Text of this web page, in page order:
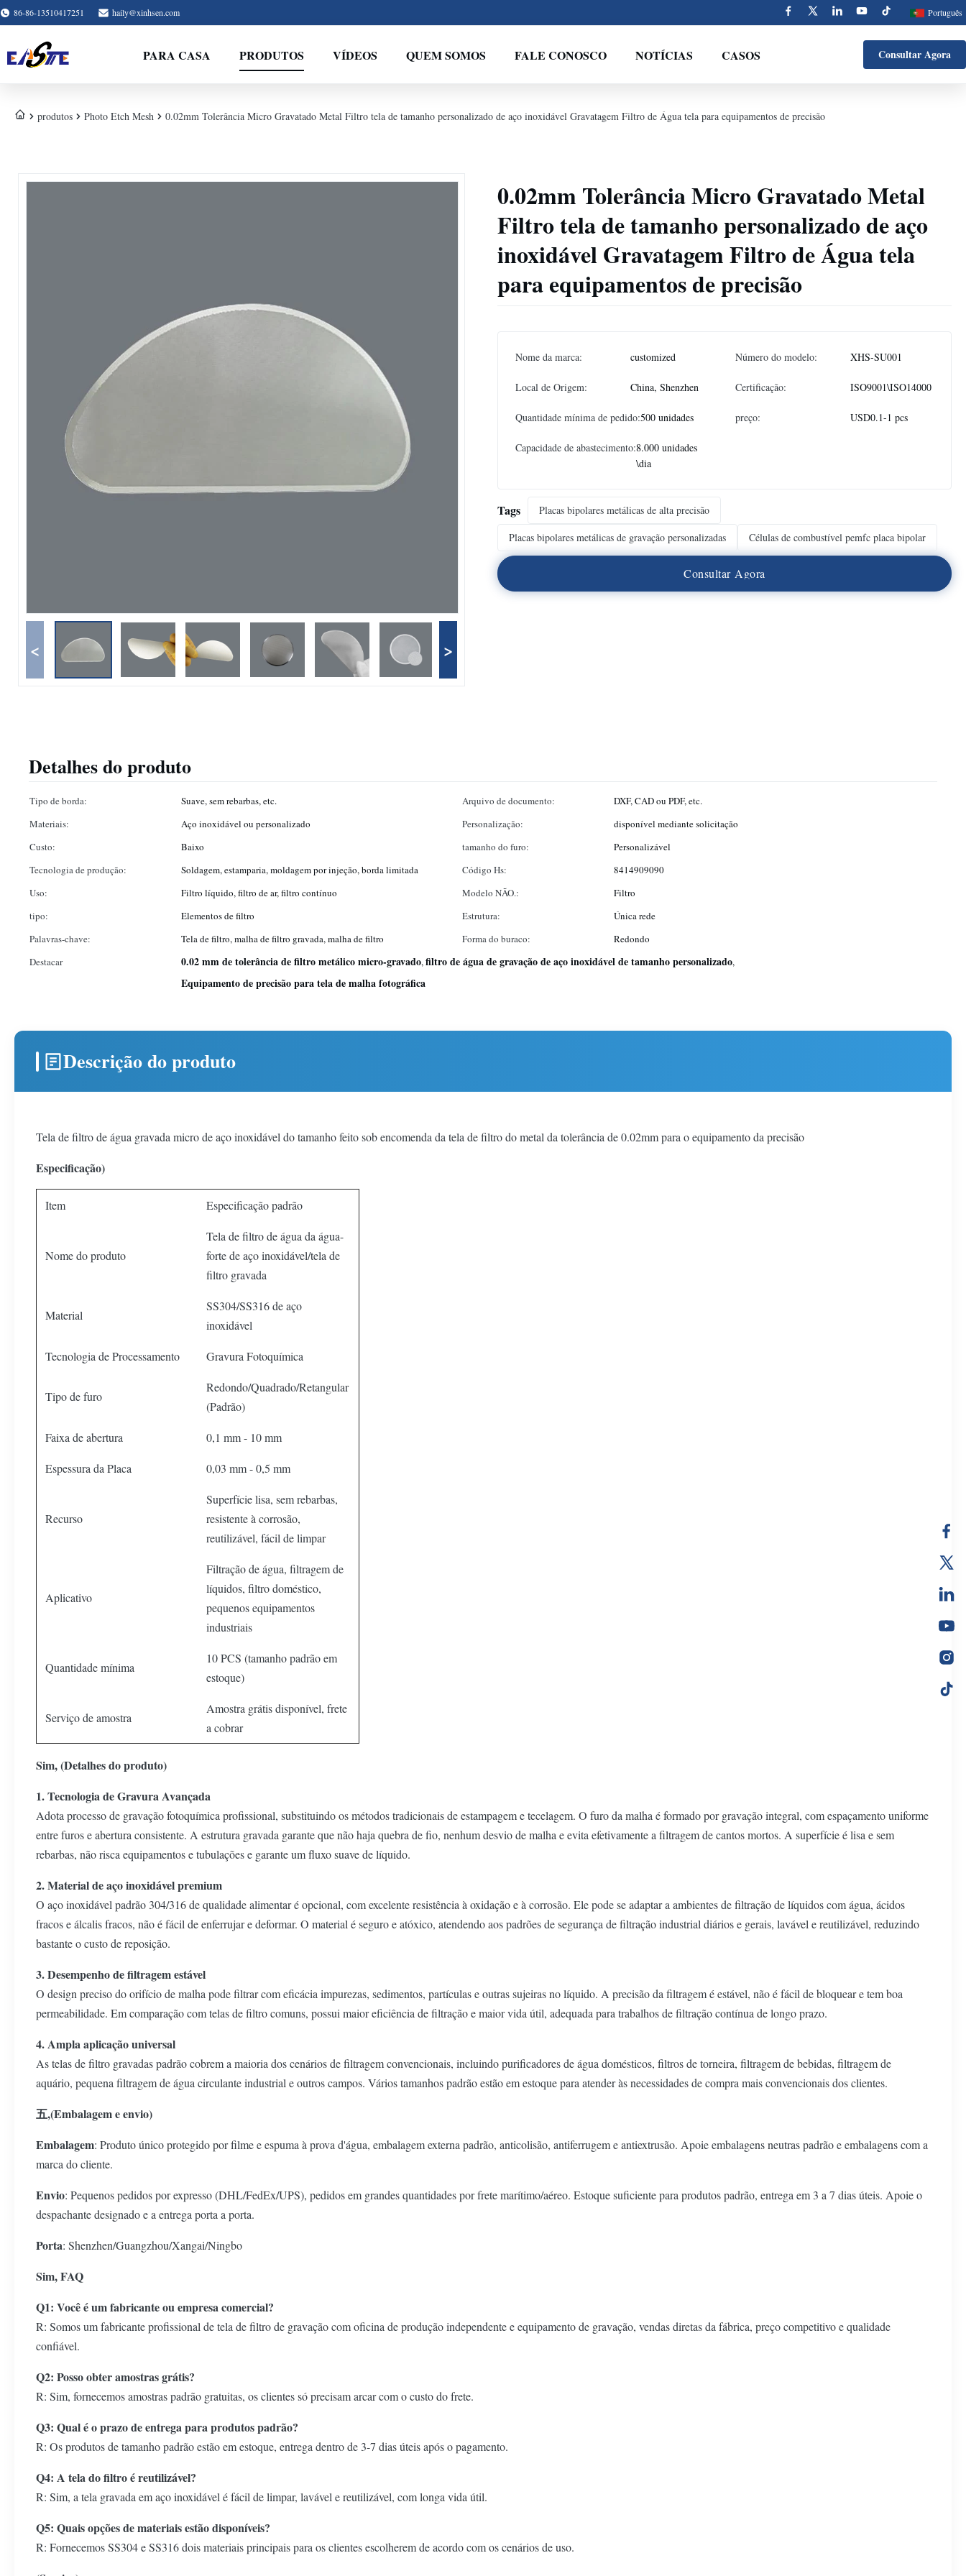
86-86-13510417251 haily@xinhsen.com Português
PARA CASA PRODUTOS VÍDEOS QUEM SOMOS FALE CONOSCO NOTÍCIAS CASOS Consultar Agora
produtos Photo Etch Mesh 0.02mm Tolerância Micro Gravatado Metal Filtro tela de tamanho personalizado de aço inoxidável Gravatagem Filtro de Água tela para equipamentos de precisão
< >
0.02mm Tolerância Micro Gravatado Metal
Filtro tela de tamanho personalizado de aço
inoxidável Gravatagem Filtro de Água tela
para equipamentos de precisão
Nome da marca: customized Número do modelo: XHS-SU001
Local de Origem: China, Shenzhen Certificação: ISO9001\ISO14000
Quantidade mínima de pedido:500 unidades preço: USD0.1-1 pcs
Capacidade de abastecimento:8.000 unidades
\dia
Tags
Placas bipolares metálicas de alta precisão
Placas bipolares metálicas de gravação personalizadas
Células de combustível pemfc placa bipolar
Consultar Agora
Detalhes do produto
Tipo de borda: Suave, sem rebarbas, etc. Arquivo de documento:
DXF, CAD ou PDF, etc.
Materiais:
Aço inoxidável ou personalizado Personalização:
disponível mediante solicitação
Custo:
Baixo tamanho do furo:
Personalizável
Tecnologia de produção:
Soldagem, estamparia, moldagem por injeção, borda limitada Código Hs:
8414909090
Uso:
Filtro líquido, filtro de ar, filtro contínuo Modelo NÃO.:
Filtro
tipo:
Elementos de filtro Estrutura:
Única rede
Palavras-chave:
Tela de filtro, malha de filtro gravada, malha de filtro Forma do buraco:
Redondo
Destacar
0.02 mm de tolerância de filtro metálico micro-gravado,filtro de água de gravação de aço inoxidável de tamanho personalizado,
Equipamento de precisão para tela de malha fotográfica
Descrição do produto
Tela de filtro de água gravada micro de aço inoxidável do tamanho feito sob encomenda da tela de filtro do metal da tolerância de 0.02mm para o equipamento da precisão
Especificação)
Item Especificação padrão
Nome do produto
Tela de filtro de água da água-
forte de aço inoxidável/tela de
filtro gravada
Material
SS304/SS316 de aço
inoxidável
Tecnologia de Processamento Gravura Fotoquímica
Tipo de furo
Redondo/Quadrado/Retangular
(Padrão)
Faixa de abertura 0,1 mm - 10 mm
Espessura da Placa 0,03 mm - 0,5 mm
Recurso
Superfície lisa, sem rebarbas,
resistente à corrosão,
reutilizável, fácil de limpar
Aplicativo
Filtração de água, filtragem de
líquidos, filtro doméstico,
pequenos equipamentos
industriais
Quantidade mínima
10 PCS (tamanho padrão em
estoque)
Serviço de amostra
Amostra grátis disponível, frete
a cobrar
Sim, (Detalhes do produto)
1. Tecnologia de Gravura Avançada
Adota processo de gravação fotoquímica profissional, substituindo os métodos tradicionais de estampagem e tecelagem. O furo da malha é formado por gravação integral, com espaçamento uniforme
entre furos e abertura consistente. A estrutura gravada garante que não haja quebra de fio, nenhum desvio de malha e evita efetivamente a filtragem de cantos mortos. A superfície é lisa e sem
rebarbas, não risca equipamentos e tubulações e garante um fluxo suave de líquido.
2. Material de aço inoxidável premium
O aço inoxidável padrão 304/316 de qualidade alimentar é opcional, com excelente resistência à oxidação e à corrosão. Ele pode se adaptar a ambientes de filtração de líquidos com água, ácidos
fracos e álcalis fracos, não é fácil de enferrujar e deformar. O material é seguro e atóxico, atendendo aos padrões de segurança de filtração industrial diários e gerais, lavável e reutilizável, reduzindo
bastante o custo de reposição.
3. Desempenho de filtragem estável
O design preciso do orifício de malha pode filtrar com eficácia impurezas, sedimentos, partículas e outras sujeiras no líquido. A precisão da filtragem é estável, não é fácil de bloquear e tem boa
permeabilidade. Em comparação com telas de filtro comuns, possui maior eficiência de filtração e maior vida útil, adequada para trabalhos de filtração contínua de longo prazo.
4. Ampla aplicação universal
As telas de filtro gravadas padrão cobrem a maioria dos cenários de filtragem convencionais, incluindo purificadores de água domésticos, filtros de torneira, filtragem de bebidas, filtragem de
aquário, pequena filtragem de água circulante industrial e outros campos. Vários tamanhos padrão estão em estoque para atender às necessidades de compra mais convencionais dos clientes.
五,(Embalagem e envio)
Embalagem: Produto único protegido por filme e espuma à prova d'água, embalagem externa padrão, anticolisão, antiferrugem e antiextrusão. Apoie embalagens neutras padrão e embalagens com a
marca do cliente.
Envio: Pequenos pedidos por expresso (DHL/FedEx/UPS), pedidos em grandes quantidades por frete marítimo/aéreo. Estoque suficiente para produtos padrão, entrega em 3 a 7 dias úteis. Apoie o
despachante designado e a entrega porta a porta.
Porta: Shenzhen/Guangzhou/Xangai/Ningbo
Sim, FAQ
Q1: Você é um fabricante ou empresa comercial?
R: Somos um fabricante profissional de tela de filtro de gravação com oficina de produção independente e equipamento de gravação, vendas diretas da fábrica, preço competitivo e qualidade
confiável.
Q2: Posso obter amostras grátis?
R: Sim, fornecemos amostras padrão gratuitas, os clientes só precisam arcar com o custo do frete.
Q3: Qual é o prazo de entrega para produtos padrão?
R: Os produtos de tamanho padrão estão em estoque, entrega dentro de 3-7 dias úteis após o pagamento.
Q4: A tela do filtro é reutilizável?
R: Sim, a tela gravada em aço inoxidável é fácil de limpar, lavável e reutilizável, com longa vida útil.
Q5: Quais opções de materiais estão disponíveis?
R: Fornecemos SS304 e SS316 dois materiais principais para os clientes escolherem de acordo com os cenários de uso.